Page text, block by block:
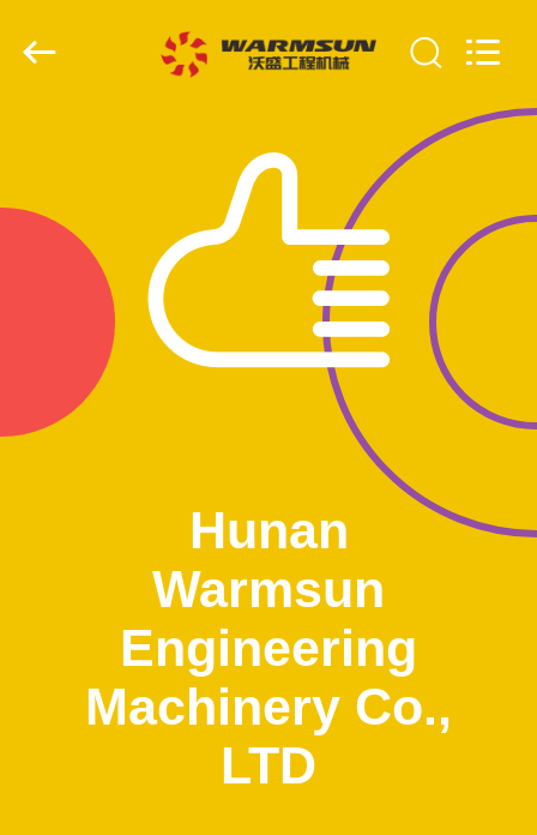
ΠΡΟΪΌΝΤΑ
ΠΕΡΊΠΟΥ
ΓΎΡΟΣ
ΕΡΓΟΣΤΑΣΊΩΝ
Co.,
Hunan
Warmsun
Engineering
Machinery Co.,
LTD